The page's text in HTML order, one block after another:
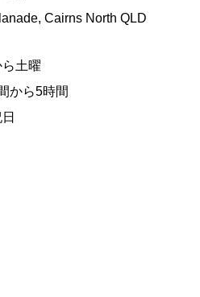
Cairns North QLD
ら土曜
から5時間